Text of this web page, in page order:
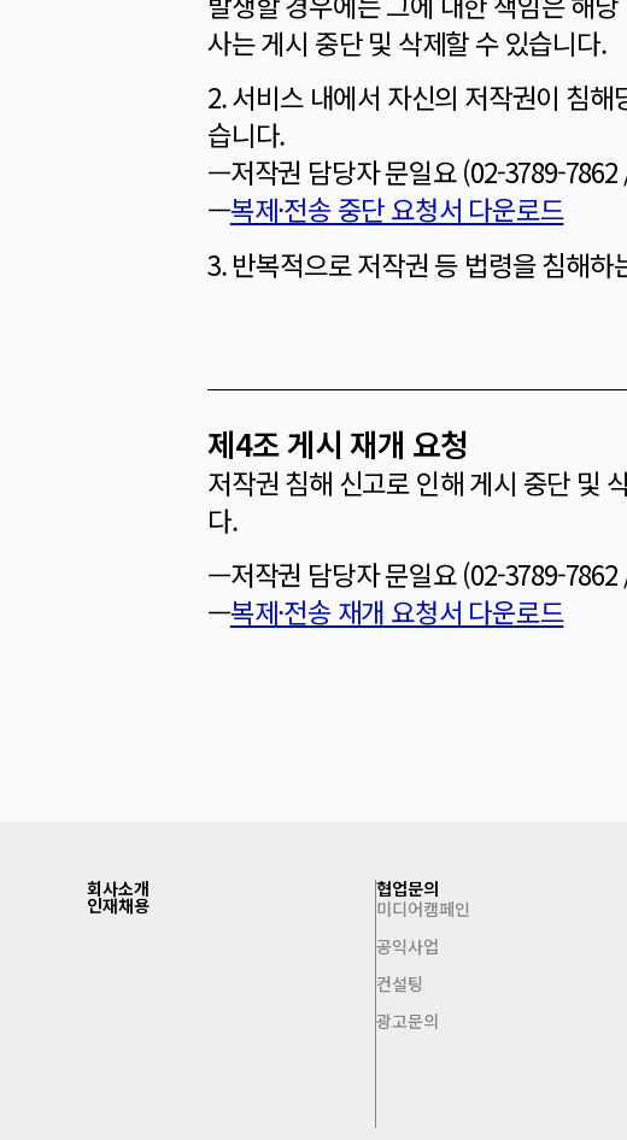
사는 게시 중단 및 삭제할 수 있습니다.
2. 서비스 내에서 자신의 저작권이 침
습니다.
—저작권 담당자 문일요 (02-3789-
—복제·전송 중단 요청서 다운로드
3. 반복적으로 저작권 등 법령을 침해
제4조 게시 재개 요청
저작권 침해 신고로 인해 게시 중단 및
다.
—저작권 담당자 문일요 (02-3789-
—복제·전송 재개 요청서 다운로드
회사소개
인재채용
협업문의
미디어캠페인
공익사업
컨설팅
광고문의